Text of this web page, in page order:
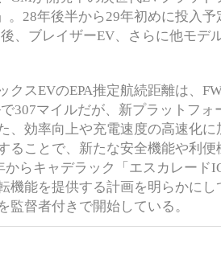
。28年後半から29年初めに投入
、ブレイザーEV、さらに他モデ
スEVのEPA推定航続距離は、
307マイルだが、新プラットフォ
、効率向上や充電速度の高速化
ることで、新たな安全機能や利
からキャデラック「エスカレード
機能を提供する計画を明らかに
監督者付きで開始している。